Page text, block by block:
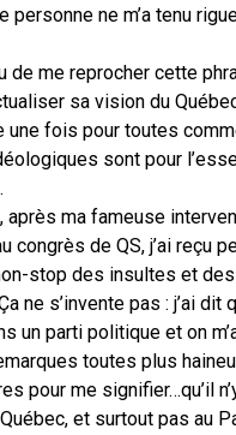
personne ne m’a tenu
de me reprocher cette
sa vision du
une fois pour toutes
sont pour
après ma fameuse
congrès de QS, j’ai reçu
stop des insultes et
ne s’invente pas : j’ai dit
un parti politique et on
toutes plus
pour me signifier…qu’il
et surtout pas au